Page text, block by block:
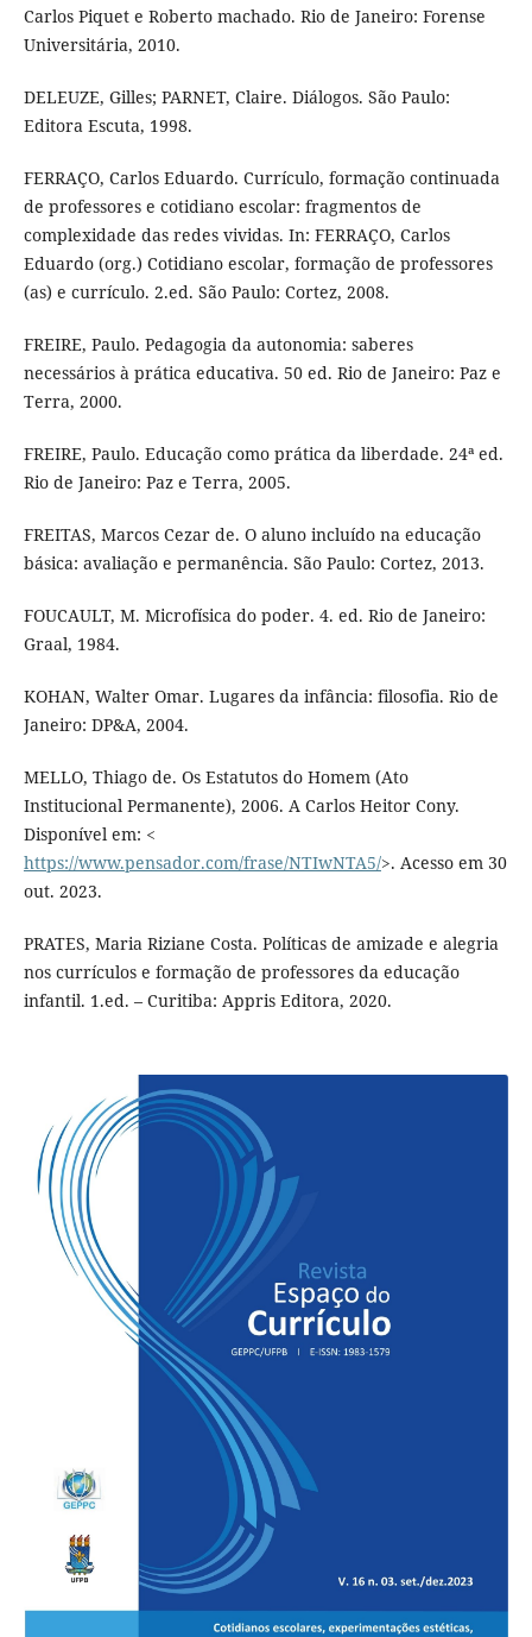
Carlos Piquet e Roberto machado. Rio de Janeiro: Forense
Universitária, 2010.
DELEUZE, Gilles; PARNET, Claire. Diálogos. São Paulo:
Editora Escuta, 1998.
FERRAÇO, Carlos Eduardo. Currículo, formação continuada
de professores e cotidiano escolar: fragmentos de
complexidade das redes vividas. In: FERRAÇO, Carlos
Eduardo (org.) Cotidiano escolar, formação de professores
(as) e currículo. 2.ed. São Paulo: Cortez, 2008.
FREIRE, Paulo. Pedagogia da autonomia: saberes
necessários à prática educativa. 50 ed. Rio de Janeiro: Paz e
Terra, 2000.
FREIRE, Paulo. Educação como prática da liberdade. 24ª ed.
Rio de Janeiro: Paz e Terra, 2005.
FREITAS, Marcos Cezar de. O aluno incluído na educação
básica: avaliação e permanência. São Paulo: Cortez, 2013.
FOUCAULT, M. Microfísica do poder. 4. ed. Rio de Janeiro:
Graal, 1984.
KOHAN, Walter Omar. Lugares da infância: filosofia. Rio de
Janeiro: DP&A, 2004.
MELLO, Thiago de. Os Estatutos do Homem (Ato
Institucional Permanente), 2006. A Carlos Heitor Cony.
Disponível em: <
https://www.pensador.com/frase/NTIwNTA5/>. Acesso em 30
out. 2023.
PRATES, Maria Riziane Costa. Políticas de amizade e alegria
nos currículos e formação de professores da educação
infantil. 1.ed. – Curitiba: Appris Editora, 2020.